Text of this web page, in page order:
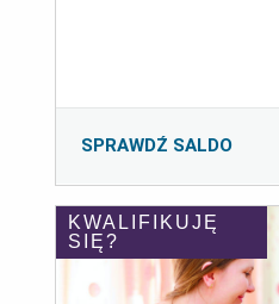
SPRAWDŹ SALDO
KWALIFIKUJĘ
SIĘ?